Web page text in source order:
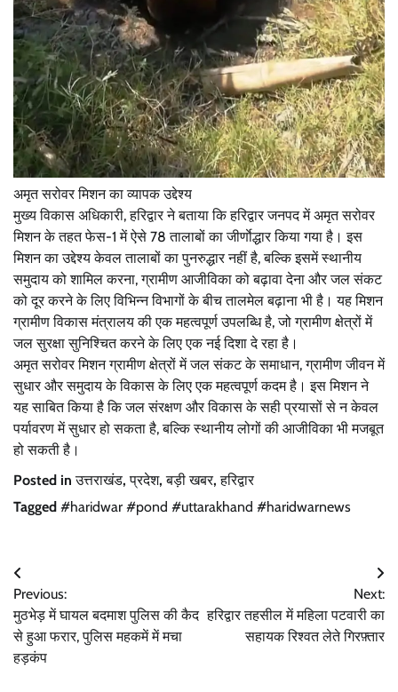
अमृत सरोवर मिशन का व्यापक उद्देश्य
मुख्य विकास अधिकारी, हरिद्वार ने बताया कि हरिद्वार जनपद में अमृत सरोवर
मिशन के तहत फेस-1 में ऐसे 78 तालाबों का जीर्णाेद्धार किया गया है। इस
मिशन का उद्देश्य केवल तालाबों का पुनरुद्धार नहीं है, बल्कि इसमें स्थानीय
समुदाय को शामिल करना, ग्रामीण आजीविका को बढ़ावा देना और जल संकट
को दूर करने के लिए विभिन्न विभागों के बीच तालमेल बढ़ाना भी है। यह मिशन
ग्रामीण विकास मंत्रालय की एक महत्वपूर्ण उपलब्धि है, जो ग्रामीण क्षेत्रों में
जल सुरक्षा सुनिश्चित करने के लिए एक नई दिशा दे रहा है।
अमृत सरोवर मिशन ग्रामीण क्षेत्रों में जल संकट के समाधान, ग्रामीण जीवन में
सुधार और समुदाय के विकास के लिए एक महत्वपूर्ण कदम है। इस मिशन ने
यह साबित किया है कि जल संरक्षण और विकास के सही प्रयासों से न केवल
पर्यावरण में सुधार हो सकता है, बल्कि स्थानीय लोगों की आजीविका भी मजबूत
हो सकती है।
Posted inउत्तराखंड,प्रदेश,बड़ी खबर,हरिद्वार
Tagged #haridwar #pond #uttarakhand #haridwarnews
Post
navigation
Previous:
मुठभेड़ में घायल बदमाश पुलिस की कैद
से हुआ फरार, पुलिस महकमें में मचा
हड़कंप
Next:
हरिद्वार तहसील में महिला पटवारी का
सहायक रिश्वत लेते गिरफ़्तार